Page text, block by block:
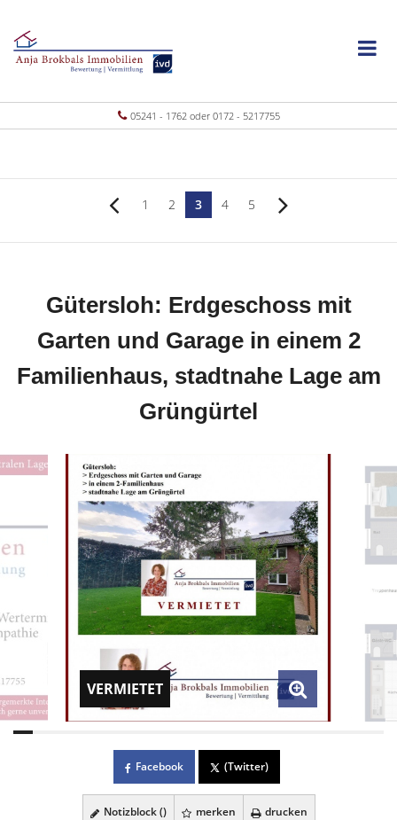
05241 - 1762 oder 0172 - 5217755
1 2 3 4 5
Gütersloh: Erdgeschoss mit
Garten und Garage in einem 2
Familienhaus, stadtnahe Lage am
Grüngürtel
VERMIETET
Facebook (Twitter)
Notizblock () merken drucken